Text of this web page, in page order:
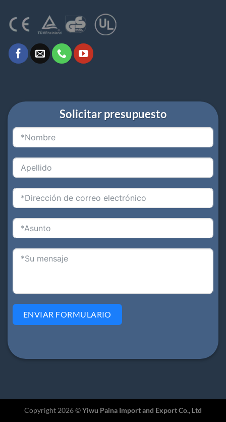
Solicitar presupuesto
ENVIAR FORMULARIO
Copyright 2026 ©Yiwu Paina Import and Export Co., Ltd